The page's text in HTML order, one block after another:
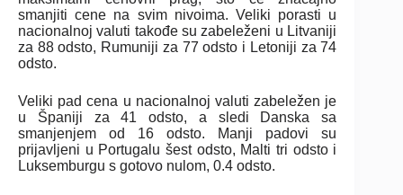
smanjiti cene na svim nivoima. Veliki porasti u
nacionalnoj valuti takođe su zabeleženi u Litvaniji
za 88 odsto, Rumuniji za 77 odsto i Letoniji za 74
odsto.
Veliki pad cena u nacionalnoj valuti zabeležen je
u Španiji za 41 odsto, a sledi Danska sa
smanjenjem od 16 odsto. Manji padovi su
prijavljeni u Portugalu šest odsto, Malti tri odsto i
Luksemburgu s gotovo nulom, 0.4 odsto.